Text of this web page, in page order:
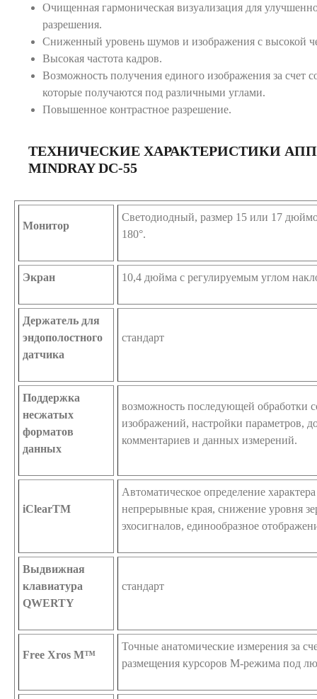
Очищенная гармоническая визуализация для
разрешения.
Сниженный уровень шумов и изображения с высокой
Высокая частота кадров.
Возможность получения единого изображения за счет
которые получаются под различными углами.
Повышенное контрастное разрешение.
ТЕХНИЧЕСКИЕ ХАРАКТЕРИСТИКИ
MINDRAY DC-55
Монитор
Светодиодный, размер 15 или 17
180°.
Экран 10,4 дюйма с регулируемым углом
Держатель для
эндополостного
датчика
стандарт
Поддержка
несжатых
форматов
данных
возможность последующей обработки
изображений, настройки параметров,
комментариев и данных измерений.
iClearTM
Автоматическое определение
непрерывные края, снижение уровня
эхосигналов, единообразное
Выдвижная
клавиатура
QWERTY
стандарт
Free Xros M™
Точные анатомические измерения за
размещения курсоров М-режима под